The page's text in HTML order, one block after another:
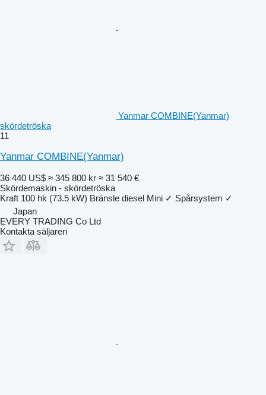
Yanmar COMBINE(Yanmar)
skördetröska
11
Yanmar COMBINE(Yanmar)
36 440 US$ ≈ 345 800 kr ≈ 31 540 €
Skördemaskin - skördetröska
Kraft 100 hk (73.5 kW) Bränsle diesel Mini ✓ Spårsystem ✓
Japan
EVERY TRADING Co Ltd
Kontakta säljaren